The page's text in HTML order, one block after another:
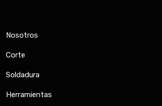
Nosotros
Corte
Soldadura
Herramientas